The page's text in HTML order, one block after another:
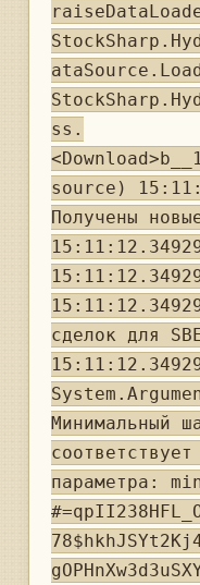
ss.
source)
Получены
сделок для
Минимальный
параметра: